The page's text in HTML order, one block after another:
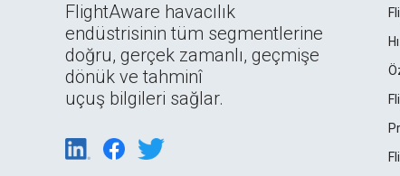
FlightAware havacılık
endüstrisinin tüm segmentlerine
doğru, gerçek zamanlı, geçmişe
dönük ve tahminî
uçuş bilgileri sağlar.